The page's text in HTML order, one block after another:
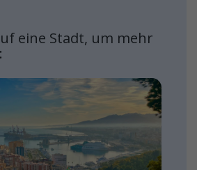
eine Stadt, um mehr